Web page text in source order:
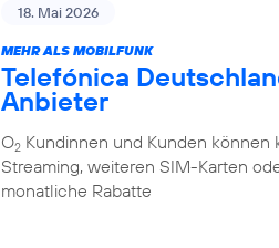
18. Mai 2026
MEHR ALS MOBILFUNK
Telefónica
Anbieter
O2 Kundinnen und Kunden können
Streaming, weiteren SIM-Karten
monatliche Rabatte